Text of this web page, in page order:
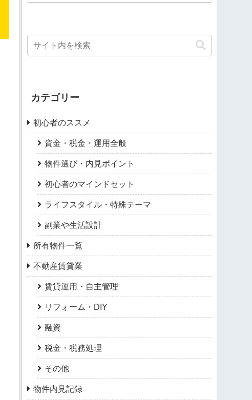
カテゴリー
初心者のススメ
資金・税金・運用全般
物件選び・内見ポイント
初心者のマインドセット
ライフスタイル・特殊テーマ
副業や生活設計
所有物件一覧
不動産賃貸業
賃貸運用・自主管理
リフォーム・DIY
融資
税金・税務処理
その他
物件内見記録